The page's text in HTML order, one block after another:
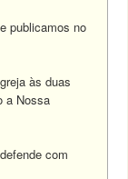
publicamos no
às duas
a Nossa
com